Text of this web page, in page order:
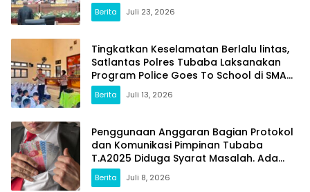
Berita Juli 23, 2026
Tingkatkan Keselamatan Berlalu lintas,
Satlantas Polres Tubaba Laksanakan
Program Police Goes To School di SMAN
1 Tumijajar
Berita Juli 13, 2026
Penggunaan Anggaran Bagian Protokol
dan Komunikasi Pimpinan Tubaba
T.A2025 Diduga Syarat Masalah. Ada
Indikasi Tumpang Tindih dan Kegiatan
Fiktif
Berita Juli 8, 2026